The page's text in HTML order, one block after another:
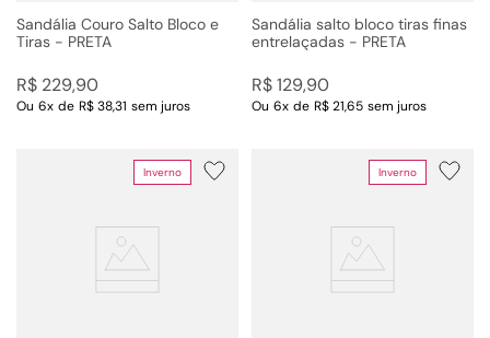
Sandália Couro Salto Bloco e
Tiras - PRETA
R$ 229,90
Ou 6x de R$ 38,31 sem juros
Sandália salto bloco tiras finas
entrelaçadas - PRETA
R$129,90
Ou 6x de R$ 21,65 sem juros
Inverno Inverno